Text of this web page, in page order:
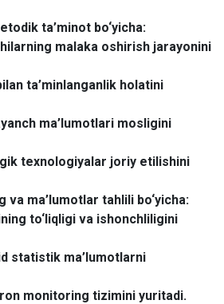
ta’minot bo‘yicha:
malaka oshirish jarayonini
ta’minlanganlik holatini
ma’lumotlari mosligini
texnologiyalar joriy etilishini
va ma’lumotlar tahlili bo‘yicha:
to‘liqligi va ishonchliligini
statistik ma’lumotlarni
monitoring tizimini yuritadi.